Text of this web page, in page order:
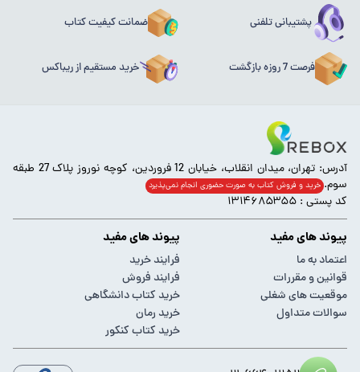
پشتیبانی تلفنی ضمانت کیفیت کتاب
فرصت 7 روزه بازگشت خرید مستقیم از ریباکس
آدرس: تهران، میدان انقلاب، خیابان 12 فروردین، کوچه نوروز پلاک 27 طبقه
سوم. خرید و فروش کتاب به صورت حضوری انجام‌ نمی‌پذیرد
کد پستی : ۱۳۱۴۶۸۵۳۵۵
پیوند های مفید
اعتماد به ما
قوانین و مقررات
موقعیت های شغلی
سوالات متداول
پیوند های مفید
فرایند خرید
فرایند فروش
خرید کتاب دانشگاهی
خرید رمان
خرید کتاب کنکور